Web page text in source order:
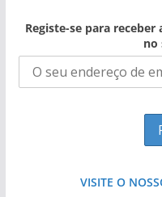
Registe-se para
no
VISITE O